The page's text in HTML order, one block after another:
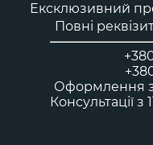
Ексклюзивний
Повні
Оформлення
Консультації з